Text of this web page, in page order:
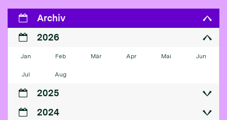
Archiv
2026
Jan Feb Mär Apr Mai Jun
Jul Aug
2025
2024